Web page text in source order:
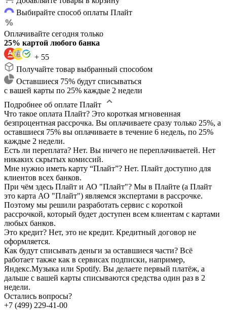
Выбирайте способ оплаты Плайт
Оплачивайте сегодня только
25% картой любого банка
+ 55
Получайте товар выбранный способом
Оставшиеся 75% будут списываться
с вашей карты по 25% каждые 2 недели
Подробнее об оплате Плайт
Что такое оплата Плайт? Это короткая мгновенная
безпроцентная рассрочка. Вы оплачиваете сразу только 25%, а
оставшиеся 75% вы оплачиваете в течение 6 недель, по 25%
каждые 2 недели.
Есть ли переплата? Нет. Вы ничего не переплачиваетей. Нет
никаких скрытых комиссий.
Мне нужно иметь карту “Плайт”? Нет. Плайт доступно для
клиентов всех банков.
При чём здесь Плайт и АО "Плайт"? Мы в Плайте (а Плайт
это карта АО "Плайт") являемся экспертами в рассрочке.
Поэтому мы решили разработать сервис с короткой
рассрочкой, который будет доступен всем клиентам с картами
любых банков.
Это кредит? Нет, это не кредит. Кредитный договор не
оформляется.
Как будут списывать деньги за оставшиеся части? Всё
работает также как в сервисах подписки, например,
Яндекс.Музыка или Spotify. Вы делаете первый платёж, а
дальше с вашей карты списываются средства один раз в 2
недели.
Остались вопросы?
+7 (499) 229-41-00